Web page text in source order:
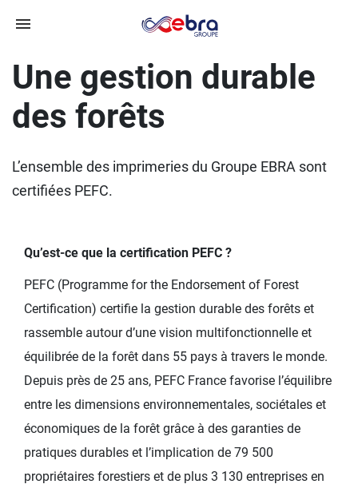
Une gestion durable
des forêts
L’ensemble des imprimeries du Groupe EBRA sont
certifiées PEFC.
Qu’est-ce que la certification PEFC ?
PEFC (Programme for the Endorsement of Forest
Certification) certifie la gestion durable des forêts et
rassemble autour d’une vision multifonctionnelle et
équilibrée de la forêt dans 55 pays à travers le monde.
Depuis près de 25 ans, PEFC France favorise l’équilibre
entre les dimensions environnementales, sociétales et
économiques de la forêt grâce à des garanties de
pratiques durables et l’implication de 79 500
propriétaires forestiers et de plus 3 130 entreprises en